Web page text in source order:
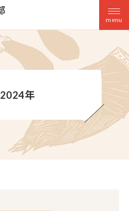
menu
2024年